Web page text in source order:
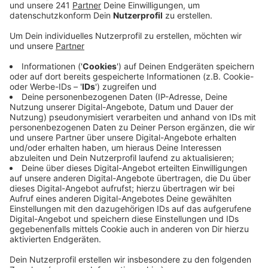
Kriminalität in der Innenstadt vor. Dazu wurde eine
Veröffentlicht:Freitag, 09.05.2025 16:34
Anzeige
Das bedeutet, dass Personen von der Polizei ohne
konkreten Grund kontrolliert und auch Taschen
durchsucht werden können. Natürlich ist die Kirmes
dabei im Fokus der Polizei, aber die strategische
Fahndung läuft schon seit Ende April. Wie die Polizei
heute mitgeteilt hat, hat sie damit auf das gute
Wetter reagiert, das auch mehr Menschen in die Parks
der Stadt gezogen hat. Und auch nach der Kirmes geht
es weiter - die strategische Fahndung ist bis zum 25.
Mai geplant.